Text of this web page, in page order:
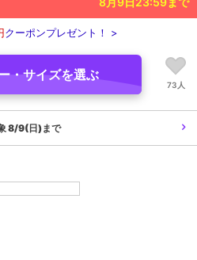
クーポンプレゼント！ >
・サイズを選ぶ
73人
8/9(日)まで